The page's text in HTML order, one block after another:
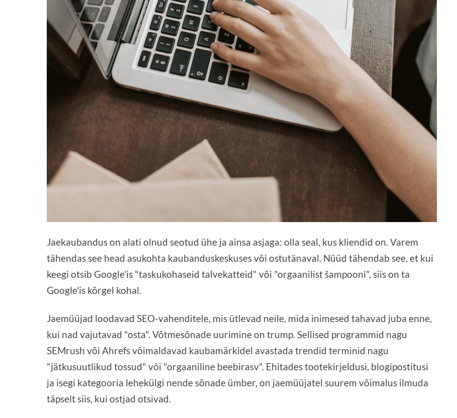
Jaekaubandus on alati olnud seotud ühe ja ainsa asjaga: olla seal, kus kliendid on. Varem
tähendas see head asukohta kaubanduskeskuses või ostutänaval. Nüüd tähendab see, et kui
keegi otsib Google'is "taskukohaseid talvekatteid" või "orgaanilist šampooni", siis on ta
Google'is kõrgel kohal.
Jaemüüjad loodavad SEO-vahenditele, mis ütlevad neile, mida inimesed tahavad juba enne,
kui nad vajutavad "osta". Võtmesõnade uurimine on trump. Sellised programmid nagu
SEMrush või Ahrefs võimaldavad kaubamärkidel avastada trendid terminid nagu
"jätkusuutlikud tossud" või "orgaaniline beebirasv". Ehitades tootekirjeldusi, blogipostitusi
ja isegi kategooria lehekülgi nende sõnade ümber, on jaemüüjatel suurem võimalus ilmuda
täpselt siis, kui ostjad otsivad.